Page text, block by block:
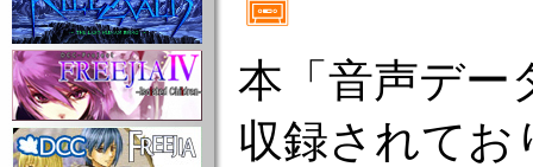
本「音声デー
収録されてお